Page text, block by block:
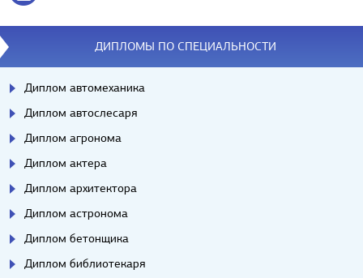
ДИПЛОМЫ ПО СПЕЦИАЛЬНОСТИ
Диплом автомеханика
Диплом автослесаря
Диплом агронома
Диплом актера
Диплом архитектора
Диплом астронома
Диплом бетонщика
Диплом библиотекаря